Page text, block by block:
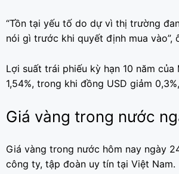
“Tồn tại yếu tố do dự vì thị trường
nói gì trước khi quyết định mua vào”,
Lợi suất trái phiếu kỳ hạn 10 năm
1,54%, trong khi đồng USD giảm
Giá vàng trong nước
Giá vàng trong nước hôm nay ngày
công ty, tập đoàn uy tín tại Việt Nam.